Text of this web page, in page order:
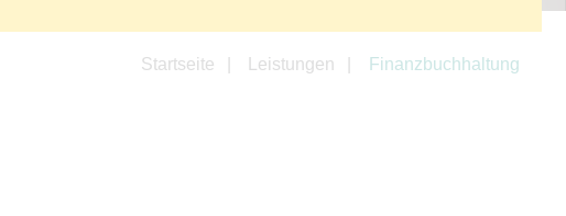
Startseite Leistungen Finanzbuchhaltung